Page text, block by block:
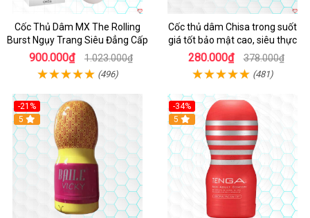
Cốc Thủ Dâm MX The Rolling
Burst Ngụy Trang Siêu Đẳng Cấp
900.000₫ 1.023.000₫
(496)
Cốc thủ dâm Chisa trong suốt
giá tốt bảo mật cao, siêu thực
280.000₫ 378.000₫
(481)
-21%
5
-34%
5